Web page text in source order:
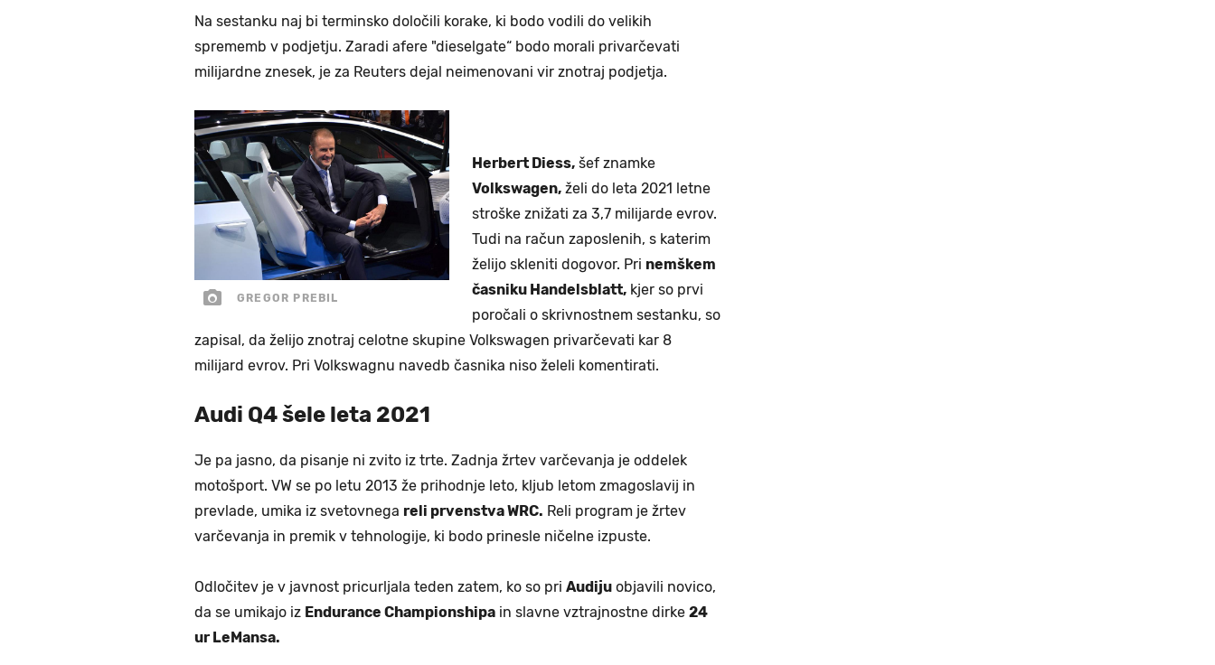
Na sestanku naj bi terminsko določili korake, ki bodo vodili do velikih
sprememb v podjetju. Zaradi afere "dieselgate“ bodo morali privarčevati
milijardne znesek, je za Reuters dejal neimenovani vir znotraj podjetja.
GREGOR PREBIL
Herbert Diess, šef znamke
Volkswagen, želi do leta 2021 letne
stroške znižati za 3,7 milijarde evrov.
Tudi na račun zaposlenih, s katerim
želijo skleniti dogovor. Pri nemškem
časniku Handelsblatt, kjer so prvi
poročali o skrivnostnem sestanku, so
zapisal, da želijo znotraj celotne skupine Volkswagen privarčevati kar 8
milijard evrov. Pri Volkswagnu navedb časnika niso želeli komentirati.
Audi Q4 šele leta 2021
Je pa jasno, da pisanje ni zvito iz trte. Zadnja žrtev varčevanja je oddelek
motošport. VW se po letu 2013 že prihodnje leto, kljub letom zmagoslavij in
prevlade, umika iz svetovnega reli prvenstva WRC. Reli program je žrtev
varčevanja in premik v tehnologije, ki bodo prinesle ničelne izpuste.
Odločitev je v javnost pricurljala teden zatem, ko so pri Audiju objavili novico,
da se umikajo iz Endurance Championshipa in slavne vztrajnostne dirke 24
ur LeMansa.